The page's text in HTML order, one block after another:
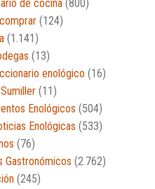
de cocina (800)
(124)
(1.141)
(13)
enológico (16)
Sumiller (11)
Enológicos (504)
Enológicas (533)
(76)
Gastronómicos (2.762)
(245)